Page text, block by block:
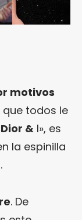
motivos
que todos le
Dior & I», es
la espinilla
. De